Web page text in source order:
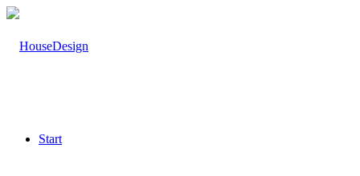
Start